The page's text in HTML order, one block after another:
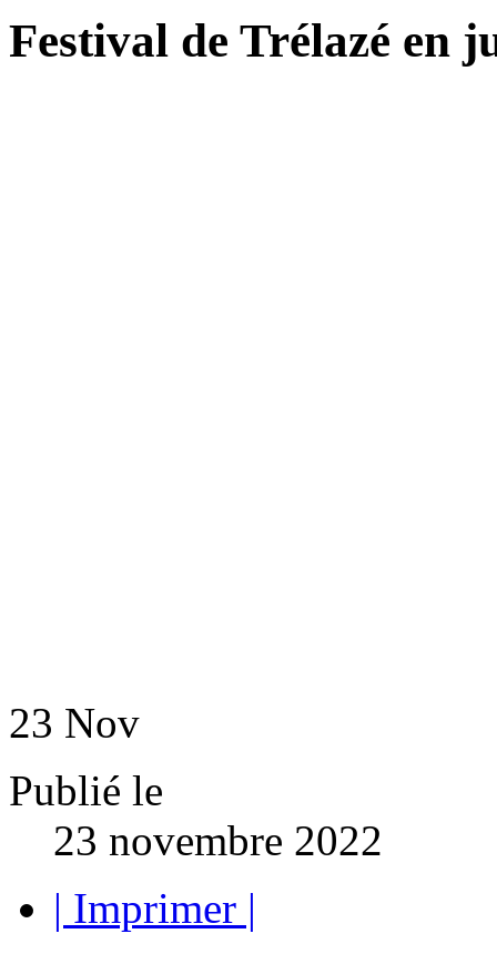
Festival de Trélazé en
23 Nov
Publié le
23 novembre 2022
| Imprimer |